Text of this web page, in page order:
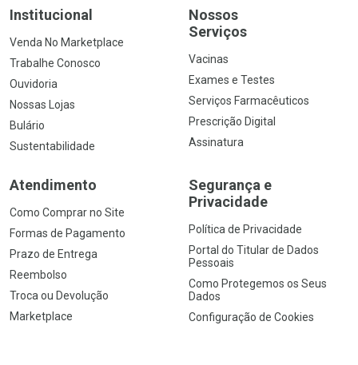
Institucional
Venda No Marketplace
Trabalhe Conosco
Ouvidoria
Nossas Lojas
Bulário
Sustentabilidade
Nossos
Serviços
Vacinas
Exames e Testes
Serviços Farmacêuticos
Prescrição Digital
Assinatura
Atendimento
Como Comprar no Site
Formas de Pagamento
Prazo de Entrega
Reembolso
Troca ou Devolução
Marketplace
Segurança e
Privacidade
Política de Privacidade
Portal do Titular de Dados
Pessoais
Como Protegemos os Seus
Dados
Configuração de Cookies